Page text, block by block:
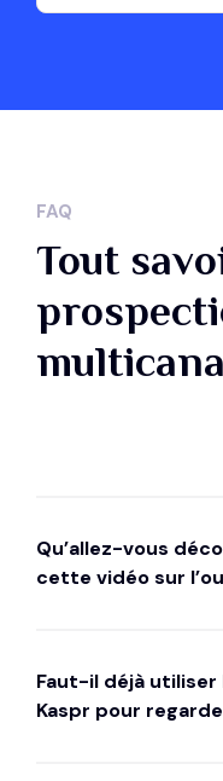
FAQ
Tout
Qu’allez-vous
cette vidéo sur
plus ciblée, plus
Le replay montre
Faut-il déjà utiliser
Kaspr pour